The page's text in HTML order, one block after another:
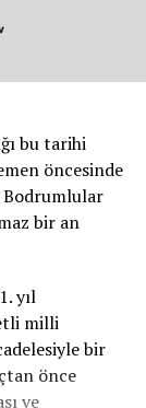
bu tarihi
öncesinde
Bodrumlular
bir an
yıl
milli
bir
önce
ve